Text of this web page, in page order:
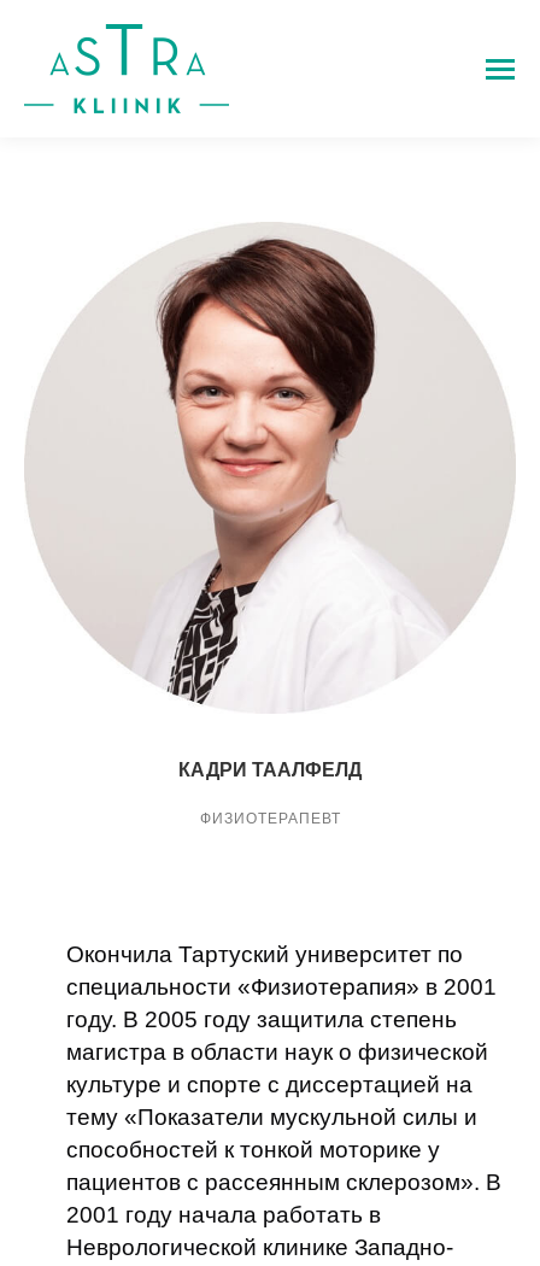
КАДРИ ТААЛФЕЛД
ФИЗИОТЕРАПЕВТ
Окончила Тартуский университет по
специальности «Физиотерапия» в 2001
году. В 2005 году защитила степень
магистра в области наук о физической
культуре и спорте с диссертацией на
тему «Показатели мускульной силы и
способностей к тонкой моторике у
пациентов с рассеянным склерозом». В
2001 году начала работать в
Неврологической клинике Западно-